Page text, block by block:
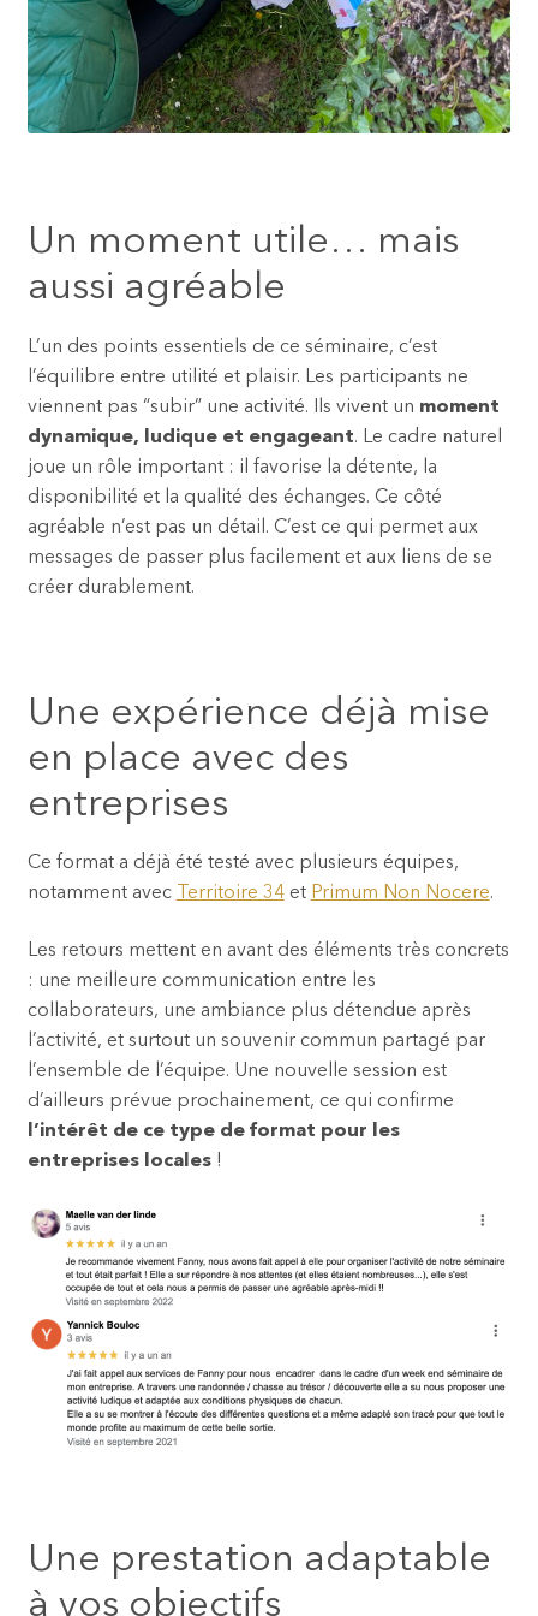
c
h
a
s
s
t
r
s
o
r
e
t
t
e
a
m
i
g
n
u
r
e
Un moment utile… mais
aussi agréable
L’un des points essentiels de ce séminaire, c’est
l’équilibre entre utilité et plaisir. Les participants ne
viennent pas “subir” une activité. Ils vivent un moment
dynamique, ludique et engageant. Le cadre naturel
joue un rôle important : il favorise la détente, la
disponibilité et la qualité des échanges. Ce côté
agréable n’est pas un détail. C’est ce qui permet aux
messages de passer plus facilement et aux liens de se
créer durablement.
Une expérience déjà mise
en place avec des
entreprises
Ce format a déjà été testé avec plusieurs équipes,
notamment avec Territoire 34et Primum Non Nocere.
Les retours mettent en avant des éléments très concrets
: une meilleure communication entre les
collaborateurs, une ambiance plus détendue après
l’activité, et surtout un souvenir commun partagé par
l’ensemble de l’équipe. Une nouvelle session est
d’ailleurs prévue prochainement, ce qui confirme
l’intérêt de ce type de format pour les
entreprises locales!
Une prestation adaptable
à vos objectifs